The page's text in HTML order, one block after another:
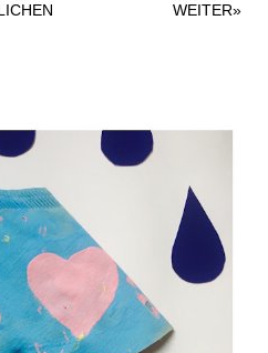
habe ich einfach eine
Entensticker
wenn auch eine Sonnenbrille
Fall ist ja auch beim
Sonnenschein. Als Oberteil für
altes blaues T-Shirt verwendet
Badeenten (gibt´s zuhauf
gut, alles gut" versehen. So
WEITER»